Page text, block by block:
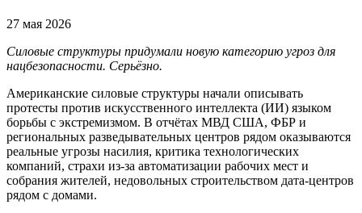
27 мая 2026
Силовые структуры придумали новую категорию угроз для
нацбезопасности. Серьёзно.
Американские силовые структуры начали описывать
протесты против искусственного интеллекта (ИИ) языком
борьбы с экстремизмом. В отчётах МВД США, ФБР и
региональных разведывательных центров рядом оказываются
реальные угрозы насилия, критика технологических
компаний, страхи из-за автоматизации рабочих мест и
собрания жителей, недовольных строительством дата-центров
рядом с домами.